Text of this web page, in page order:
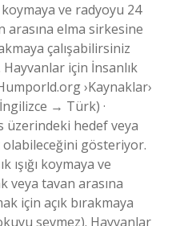
koymaya ve radyoyu 24
arasına elma sirkesine
çalışabilirsiniz
için İnsanlık
›Kaynaklar›
→ Türk) ·
üzerindeki hedef veya
gösteriyor.
ışığı koymaya ve
veya tavan arasına
için açık bırakmaya
sevmez). Hayvanlar